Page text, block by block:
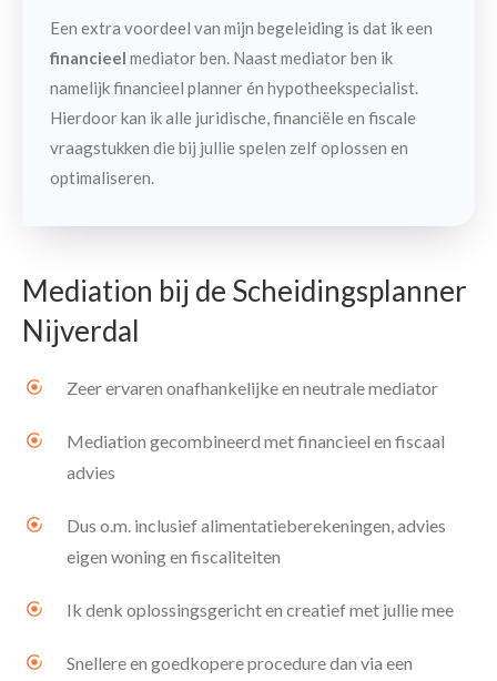
Een extra voordeel van mijn begeleiding is dat ik een
financieel mediator ben. Naast mediator ben ik
namelijk financieel planner én hypotheekspecialist.
Hierdoor kan ik alle juridische, financiële en fiscale
vraagstukken die bij jullie spelen zelf oplossen en
optimaliseren.
Mediation bij de Scheidingsplanner
Nijverdal
Zeer ervaren onafhankelijke en neutrale mediator
Mediation gecombineerd met financieel en fiscaal
advies
Dus o.m. inclusief alimentatieberekeningen, advies
eigen woning en fiscaliteiten
Ik denk oplossingsgericht en creatief met jullie mee
Snellere en goedkopere procedure dan via een